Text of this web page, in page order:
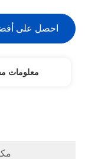
احصل على
معلومات